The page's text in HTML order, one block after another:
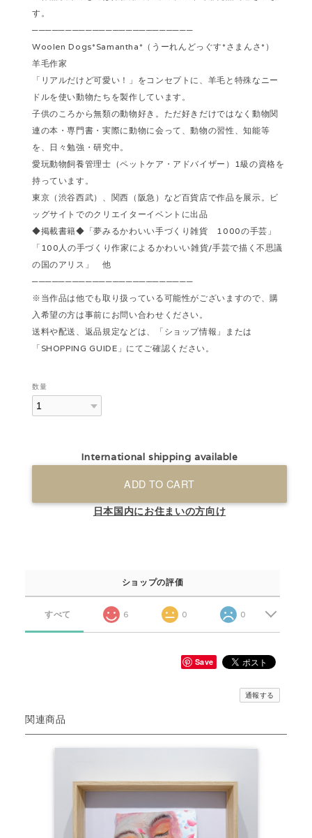
す。
────────────────────────
Woolen Dogs*Samantha*（うーれんどっぐす*さまんさ*）
羊毛作家
「リアルだけど可愛い！」をコンセプトに、羊毛と特殊なニー
ドルを使い動物たちを製作しています。
子供のころから無類の動物好き。ただ好きだけではなく動物関
連の本・専門書・実際に動物に会って、動物の習性、知能等
を、日々勉強・研究中。
愛玩動物飼養管理士（ペットケア・アドバイザー）1級の資格を
持っています。
東京（渋谷西武）、関西（阪急）など百貨店で作品を展示。ビ
ッグサイトでのクリエイターイベントに出品
◆掲載書籍◆「夢みるかわいい手づくり雑貨 1000の手芸」
「100人の手づくり作家によるかわいい雑貨/手芸で描く不思議
の国のアリス」 他
────────────────────────
※当作品は他でも取り扱っている可能性がございますので、購
入希望の方は事前にお問い合わせください。
送料や配送、返品規定などは、「ショップ情報」または
「SHOPPING GUIDE」にてご確認ください。
数量
International shipping available
ADD TO CART
日本国内にお住まいの方向け
ショップの評価
すべて 6 0 0
Save
通報する
関連商品